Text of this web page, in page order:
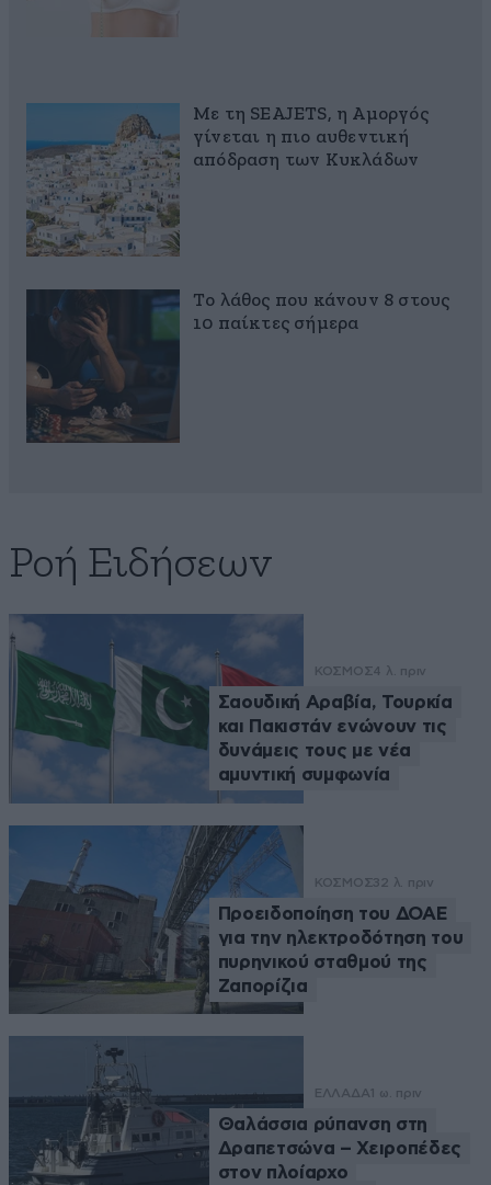
Με τη SEAJETS, η Αμοργός
γίνεται η πιο αυθεντική
απόδραση των Κυκλάδων
Το λάθος που κάνουν 8 στους
10 παίκτες σήμερα
Ροή Ειδήσεων
ΚΟΣΜΟΣ4 λ. πριν
Σαουδική Αραβία, Τουρκία
και Πακιστάν ενώνουν τις
δυνάμεις τους με νέα
αμυντική συμφωνία
ΚΟΣΜΟΣ32 λ. πριν
Προειδοποίηση του ΔΟΑΕ
για την ηλεκτροδότηση του
πυρηνικού σταθμού της
Ζαπορίζια
ΕΛΛΑΔΑ 1 ω. πριν
Θαλάσσια ρύπανση στη
Δραπετσώνα – Χειροπέδες
στον πλοίαρχο